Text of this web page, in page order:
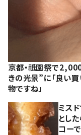
京都・祇園祭で
きの光景”に「良い買
物ですね」
ミス
とし
コー